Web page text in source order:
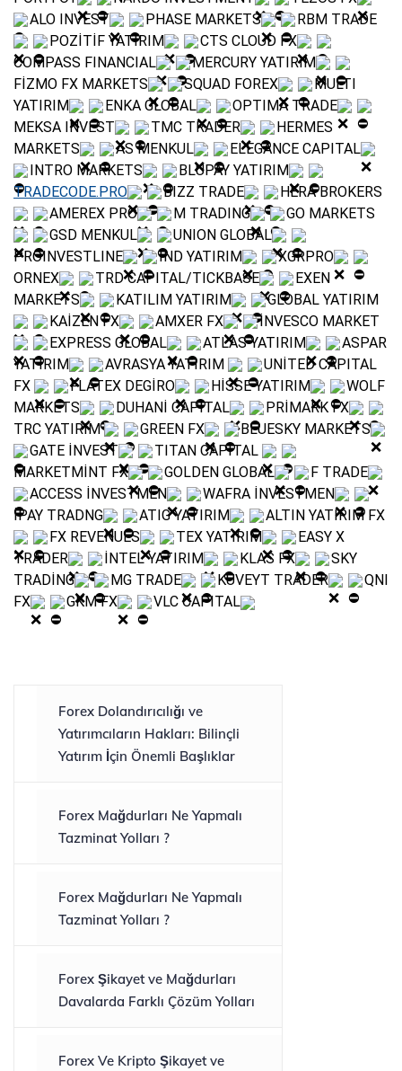
ALO INVEST
PHASE MARKETS
RBM TRADE
POZİTİF YATIRIM
CTS CLOUD FX
COMPASS FINANCIAL
MERCURY YATIRIM
FİZMO FX MARKETS
SQUAD FOREX
MULTI
YATIRIM
ENKA GLOBAL
OPTIMA TRADE
MEKSA INVEST
TMC TRADER
HERMES
MARKETS
AS MENKUL
ELEGANCE CAPITAL
INTRO MARKETS
BLUPAY YATIRIM
TRADECODE.PRO
BIZZ TRADE
HERA BROKERS
AMEREX PRO
M TRADING
GO MARKETS
GSD MENKUL
UNION GLOBAL
PROINVESTLINE
İND YATIRIM
XGRPRO
ORNEX
TRD CAPITAL/TICKBASE
EXEN
MARKETS
KATILIM YATIRIM
GLOBAL YATIRIM
KAİZEN FX
AMXER FX
İNVESCO MARKET
EXPRESS GLOBAL
ATLAS YATIRIM
ASPAR
YATIRIM
AVRASYA YATIRIM
UNİTED CAPITAL
FX
FLATEX DEGİRO HİSSE YATIRIM
WOLF
MARKETS
DUHANİ CAPITAL
PRİMARK FX
TRC YATIRIM
GREEN FX
BLUESKY MARKETS
GATE İNVEST
TITAN CAPITAL
MARKETMİNT FX
GOLDEN GLOBAL
F TRADE
ACCESS İNVESTMEN
WAFRA İNVESTMEN
İPAY TRADNG
ATIG YATIRIM
ALTIN YATIRIM FX
FX REVENUES
TEX YATIRIM
EASY X
TRADER
İNTEL YATIRIM KLAS FX
SKY
TRADİNG
MG TRADE KUVEYT TRADER
QNI
FX
GKM FX VLC CAPITAL
Forex Dolandırıcılığı ve
Yatırımcıların Hakları: Bilinçli
Yatırım İçin Önemli Başlıklar
Forex Mağdurları Ne Yapmalı
Tazminat Yolları ?
Forex Mağdurları Ne Yapmalı
Tazminat Yolları ?
Forex Şikayet ve Mağdurları
Davalarda Farklı Çözüm Yolları
Forex Ve Kripto Şikayet ve